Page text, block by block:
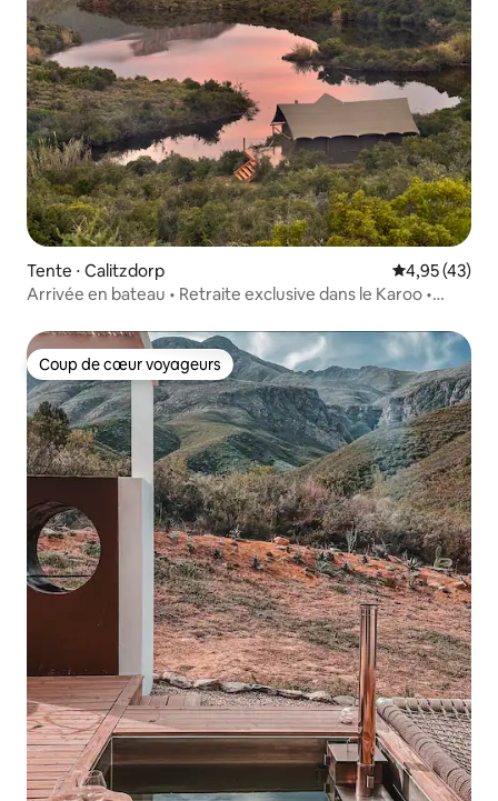
Tente ⋅ Calitzdorp Évaluation
4,95 (43)
Arrivée en bateau • Retraite exclusive dans le Karoo •
Coup de cœur voyageurs
Coup de cœur voyageurs